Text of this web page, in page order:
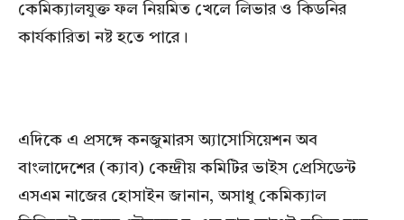
কেমিক্যালযুক্ত ফল নিয়মিত খেলে লিভার ও কিডনির
কার্যকারিতা নষ্ট হতে পারে।
এদিকে এ প্রসঙ্গে কনজুমারস অ্যাসোসিয়েশন অব
বাংলাদেশের (ক্যাব) কেন্দ্রীয় কমিটির ভাইস প্রেসিডেন্ট
এসএম নাজের হোসাইন জানান, অসাধু কেমিক্যাল